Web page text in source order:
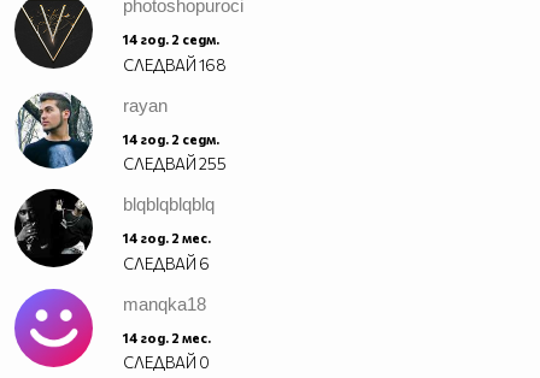
photoshopuroci
14 год. 2 седм.
СЛЕДВАЙ168
rayan
14 год. 2 седм.
СЛЕДВАЙ255
blqblqblqblq
14 год. 2 мес.
СЛЕДВАЙ 6
manqka18
14 год. 2 мес.
СЛЕДВАЙ 0